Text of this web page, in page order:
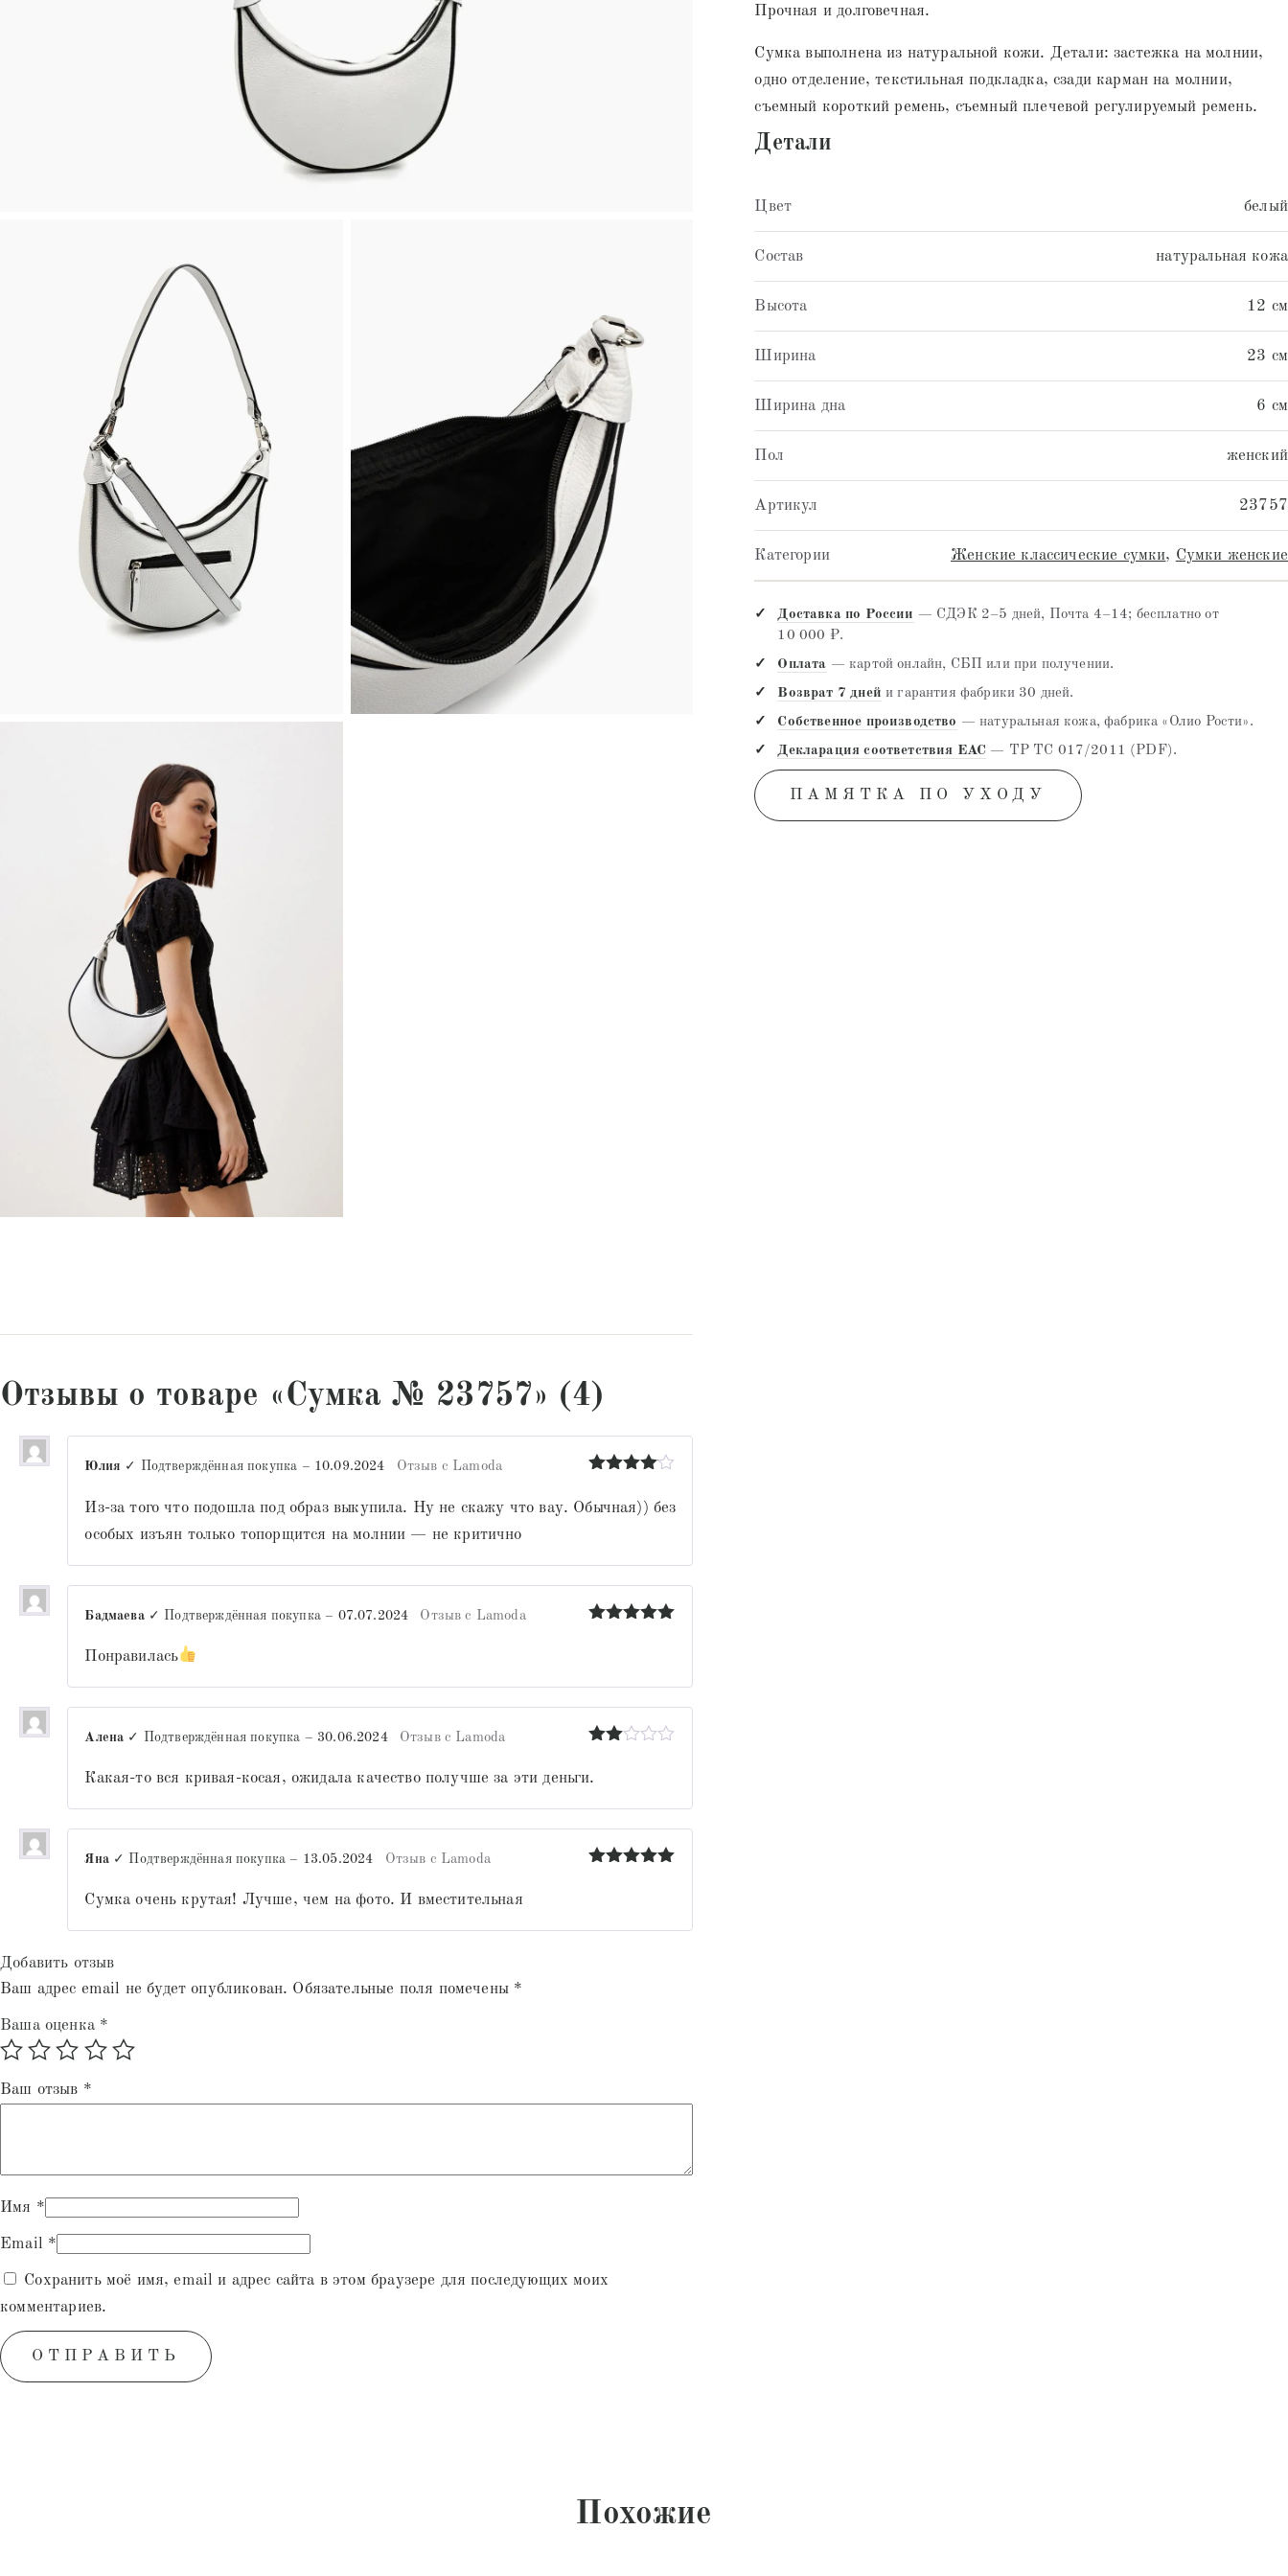
Прочная и долговечная.
Сумка выполнена из натуральной кожи. Детали: застежка на молнии,
одно отделение, текстильная подкладка, сзади карман на молнии,
съемный короткий ремень, съемный плечевой регулируемый ремень.
Детали
Цвет белый
Состав натуральная кожа
Высота 12 см
Ширина 23 см
Ширина дна 6 см
Пол женский
Артикул 23757
Категории Женские классические сумки, Сумки женские
Доставка по России — СДЭК 2–5 дней, Почта 4–14; бесплатно от
10 000 ₽.
Оплата — картой онлайн, СБП или при получении.
Возврат 7 дней и гарантия фабрики 30 дней.
Собственное производство — натуральная кожа, фабрика «Олио Рости».
Декларация соответствия EAC — ТР ТС 017/2011 (PDF).
ПАМЯТКА ПО УХОДУ
Отзывы о товаре «Сумка № 23757» (4)
из 5
Юлия ✓ Подтверждённая покупка – 10.09.2024 Отзыв с Lamoda
Из-за того что подошла под образ выкупила. Ну не скажу что вау. Обычная)) без
особых изъян только топорщится на молнии — не критично
Бадмаева ✓ Подтверждённая покупка – 07.07.2024 Отзыв с Lamoda
Понравилась
2
Алена ✓ Подтверждённая покупка – 30.06.2024 Отзыв с Lamoda
Какая-то вся кривая-косая, ожидала качество получше за эти деньги.
Яна ✓ Подтверждённая покупка – 13.05.2024 Отзыв с Lamoda
Сумка очень крутая! Лучше, чем на фото. И вместительная
Добавить отзыв
Ваш адрес email не будет опубликован. Обязательные поля помечены *
Ваша оценка *
Ваш отзыв *
Имя *
Email *
Сохранить моё имя, email и адрес сайта в этом браузере для последующих моих
комментариев.
Похожие